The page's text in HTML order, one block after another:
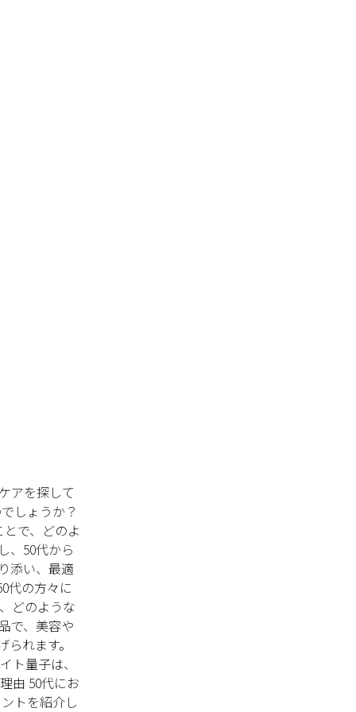
アを探して
しょうか？
で、どのよ
、50代から
添い、最適
代の方々に
どのような
で、美容や
れます。
ト量子は、
由 50代にお
トを紹介し